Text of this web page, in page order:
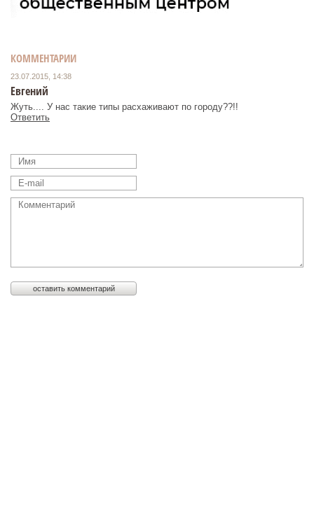
КОММЕНТАРИИ
23.07.2015, 14:38
Евгений
Жуть.... У нас такие типы расхаживают по городу??!!
Ответить